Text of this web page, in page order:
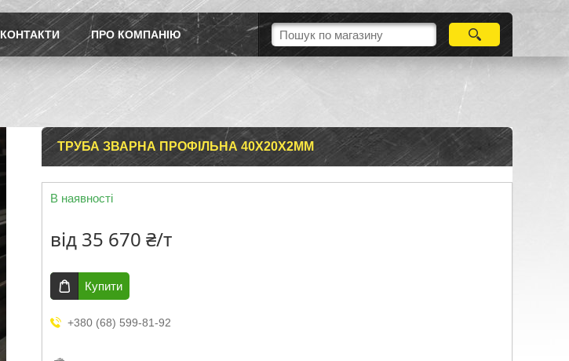
КОНТАКТИ ПРО КОМПАНІЮ
ТРУБА ЗВАРНА ПРОФІЛЬНА 40Х20Х2ММ
В наявності
від 35 670 ₴/т
Купити
+380 (68) 599-81-92